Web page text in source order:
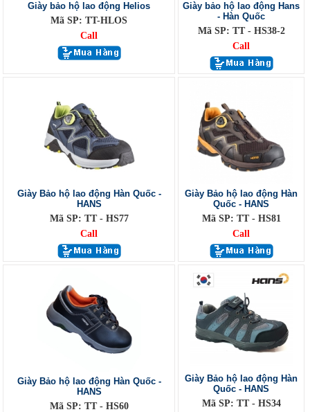
Giày bảo hộ lao động Helios
Mã SP: TT-HLOS
Call
Giày bảo hộ lao động Hans
- Hàn Quốc
Mã SP: TT - HS38-2
Call
Giày Bảo hộ lao động Hàn Quốc -
HANS
Mã SP: TT - HS77
Call
Giày Bảo hộ lao động Hàn
Quốc - HANS
Mã SP: TT - HS81
Call
Giày Bảo hộ lao động Hàn Quốc -
HANS
Mã SP: TT - HS60
Giày Bảo hộ lao động Hàn
Quốc - HANS
Mã SP: TT - HS34